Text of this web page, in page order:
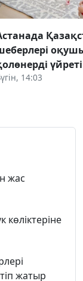
14:03
жас
жатыр